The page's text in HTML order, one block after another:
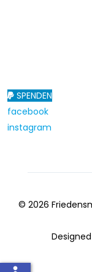
SPENDEN
facebook
instagram
© 2026